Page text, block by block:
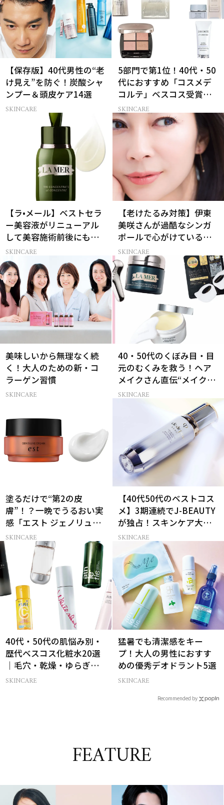
【保存版】40代男性の“老
け見え”を防ぐ！炭酸シャ
ンプー＆頭皮ケア14選
SKINCARE
5部門で第1位！40代・50
代におすすめ「コスメデ
コルテ」ベスコス受賞名
品7選
SKINCARE
【ラ•メール】ベストセラ
ー美容液がリニューアル
して美容施術前後にも使
えるように
SKINCARE
【老けたるみ対策】伊東
美咲さんが過酷なシンガ
ポールで心がけているこ
と
SKINCARE
美味しいから無理なく続
く！大人のための新・コ
ラーゲン習慣
SKINCARE
40・50代のくぼみ目・目
元のむくみを救う！ヘア
メイクさん直伝“メイク前
の裏技”スキンケア
SKINCARE
塗るだけで“第2の皮
膚”！？一晩でうるおい実
感「エスト ジェノリュク
ス クリーム」
SKINCARE
【40代50代のベストコス
メ】3期連続でJ-BEAUTY
が独占！スキンケア大賞
受賞コスメ9選
SKINCARE
40代・50代の肌悩み別・
歴代ベスコス化粧水20選
｜毛穴・乾燥・ゆらぎな
ど
SKINCARE
猛暑でも清潔感をキー
プ！大人の男性におすす
めの優秀デオドラント5選
SKINCARE
Recommended by
FEATURE